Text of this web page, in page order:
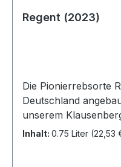
Regent (2023)
Die Pionierrebsorte
Deutschland
unserem
Sachsen beträgt die
Inhalt: 0.75 Liter (22,53